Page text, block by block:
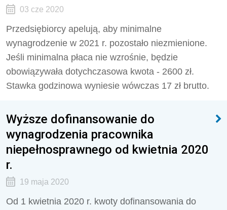
03 cze 2020
Przedsiębiorcy apelują, aby minimalne
wynagrodzenie w 2021 r. pozostało niezmienione.
Jeśli minimalna płaca nie wzrośnie, będzie
obowiązywała dotychczasowa kwota - 2600 zł.
Stawka godzinowa wyniesie wówczas 17 zł brutto.
Wyższe dofinansowanie do
wynagrodzenia pracownika
niepełnosprawnego od kwietnia 2020
r.
19 maja 2020
Od 1 kwietnia 2020 r. kwoty dofinansowania do